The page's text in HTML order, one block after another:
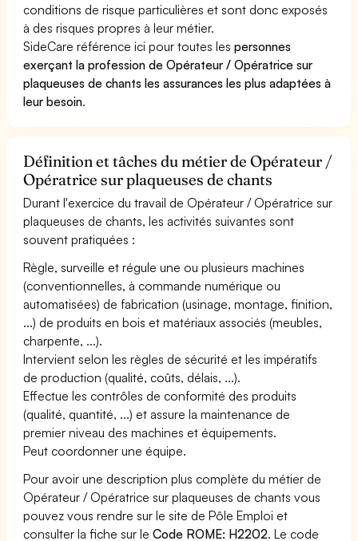
conditions de risque particulières et sont donc exposés
à des risques propres à leur métier.
SideCare référence ici pour toutes lespersonnes
exerçant la profession de Opérateur / Opératrice sur
plaqueuses de chants les assurances les plus adaptées à
leur besoin.
Définition et tâches du métier de Opérateur /
Opératrice sur plaqueuses de chants
Durant l'exercice du travail de Opérateur / Opératrice sur
plaqueuses de chants, les activités suivantes sont
souvent pratiquées :
Règle, surveille et régule une ou plusieurs machines
(conventionnelles, à commande numérique ou
automatisées) de fabrication (usinage, montage, finition,
...) de produits en bois et matériaux associés (meubles,
charpente, ...).
Intervient selon les règles de sécurité et les impératifs
de production (qualité, coûts, délais, ...).
Effectue les contrôles de conformité des produits
(qualité, quantité, ...) et assure la maintenance de
premier niveau des machines et équipements.
Peut coordonner une équipe.
Pour avoir une description plus complète du métier de
Opérateur / Opératrice sur plaqueuses de chants vous
pouvez vous rendre sur le site de Pôle Emploi et
consulter la fiche sur leCode ROME: H2202. Le code